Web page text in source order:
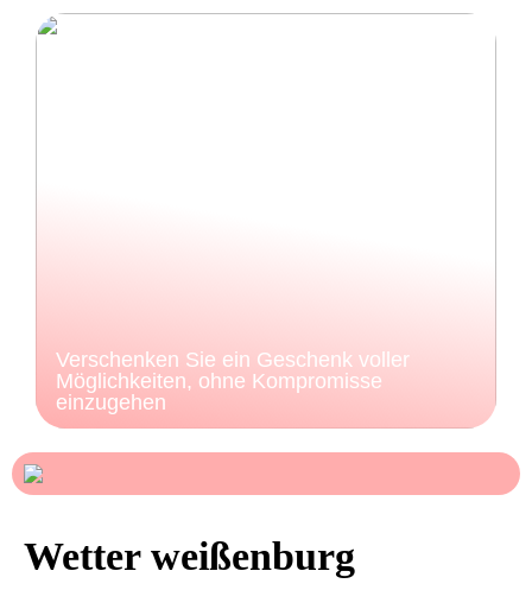
Verschenken Sie ein Geschenk voller
Möglichkeiten, ohne Kompromisse
einzugehen
Wetter weißenburg